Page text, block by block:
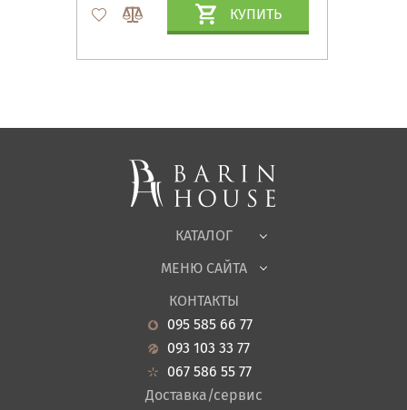
КУПИТЬ
КАТАЛОГ
Спальни, Кровати
Корпусная мебель
Офисная мебель
Садовая мебель
Гостиная
Кухня
Прихожие
Ванная
Акции
МЕНЮ САЙТА
О нас
Новости
Гарантия
Кредит
Оплата и доставка
КОНТАКТЫ
095 585 66 77
093 103 33 77
067 586 55 77
Доставка/сервис